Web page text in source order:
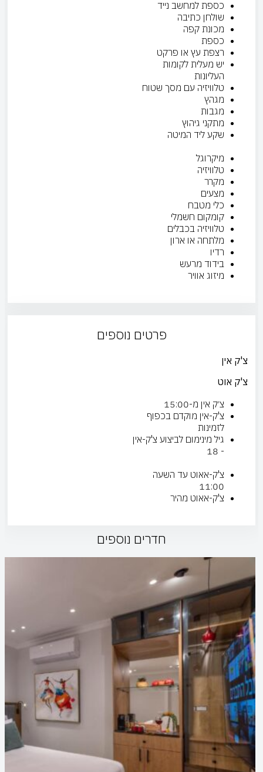
כספת למחשב נייד
שולחן כתיבה
מכונת קפה
כספת
רצפת עץ או פרקט
יש מעלית לקומות
העליונות
טלוויזיה עם מסך שטוח
מגהץ
מגבות
מתקני גיהוץ
שקע ליד המיטה
מיקרוגל
טלוויזיה
מקרר
מצעים
כלי מטבח
קומקום חשמלי
טלוויזיה בכבלים
מלתחה או ארון
רדיו
בידוד מרעש
מיזוג אוויר
פרטים נוספים
צ'ק אין
צ'ק אוט
צ׳ק אין מ-15:00
צ'ק-אין מוקדם בכפוף
לזמינות
גיל מינימום לביצוע צ'ק-אין
- 18
צ'ק-אאוט עד השעה
11:00
צ'ק-אאוט מהיר
חדרים נוספים